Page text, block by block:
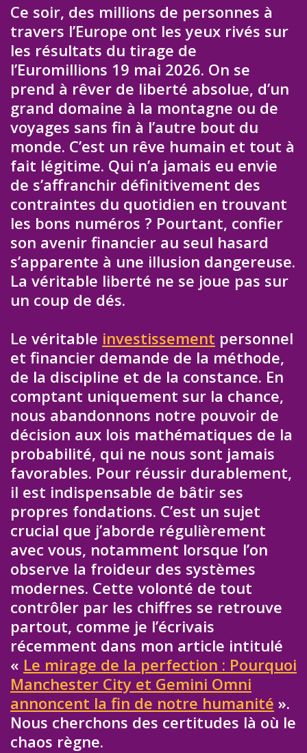
Ce soir, des millions de personnes à
travers l’Europe ont les yeux rivés sur
les résultats du tirage de
l’Euromillions 19 mai 2026. On se
prend à rêver de liberté absolue, d’un
grand domaine à la montagne ou de
voyages sans fin à l’autre bout du
monde. C’est un rêve humain et tout à
fait légitime. Qui n’a jamais eu envie
de s’affranchir définitivement des
contraintes du quotidien en trouvant
les bons numéros ? Pourtant, confier
son avenir financier au seul hasard
s’apparente à une illusion dangereuse.
La véritable liberté ne se joue pas sur
un coup de dés.
Le véritable investissement personnel
et financier demande de la méthode,
de la discipline et de la constance. En
comptant uniquement sur la chance,
nous abandonnons notre pouvoir de
décision aux lois mathématiques de la
probabilité, qui ne nous sont jamais
favorables. Pour réussir durablement,
il est indispensable de bâtir ses
propres fondations. C’est un sujet
crucial que j’aborde régulièrement
avec vous, notamment lorsque l’on
observe la froideur des systèmes
modernes. Cette volonté de tout
contrôler par les chiffres se retrouve
partout, comme je l’écrivais
récemment dans mon article intitulé
« Le mirage de la perfection : Pourquoi
Manchester City et Gemini Omni
annoncent la fin de notre humanité ».
Nous cherchons des certitudes là où le
chaos règne.